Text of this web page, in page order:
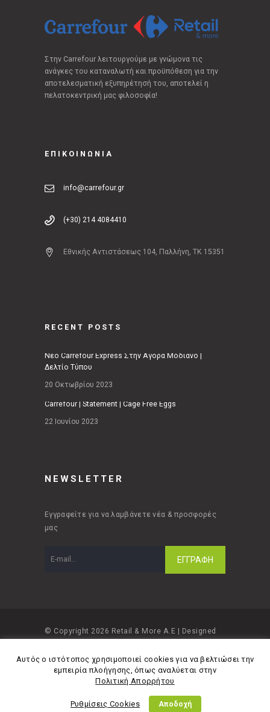
Στην Carrefour λειτουργούμε με γνώμονα τις
ανάγκες του καταναλωτή και προϋπόθεση για την
αποτελεσματική εξυπηρέτησή του, αποτελεί η
πελατοκεντρική μας φιλοσοφία!
ΕΠΙΚΟΙΝΩΝΙΑ
info@carrefour.gr
(+30) 214 4084410
Εθνικής Αντιστάσεως 104, Παλλήνη, ΤΚ 15351
RECENT POSTS
Νέο Carrefour Express Στην Αγορά Μοδιάνο |
Δελτίο Τύπου
20 Οκτωβρίου 2023
Carrefour | Statement | Cage Free Eggs
22 Ιουνίου 2023
NEWSLETTER
Εγγραφείτε για να λαμβάνετε νέα & προσφορές
μας
© Copyright 2026 Retail & More A.E | Designed
Πολιτική Απορρήτου Όροι Χρήσης
Αυτός ο ιστότοπος χρησιμοποιεί cookies για να βελτιώσει την
εμπειρία πλοήγησης, όπως αναλύεται στην
Πολιτική Απορρήτου
Ρυθμίσεις Cookies Αποδοχή